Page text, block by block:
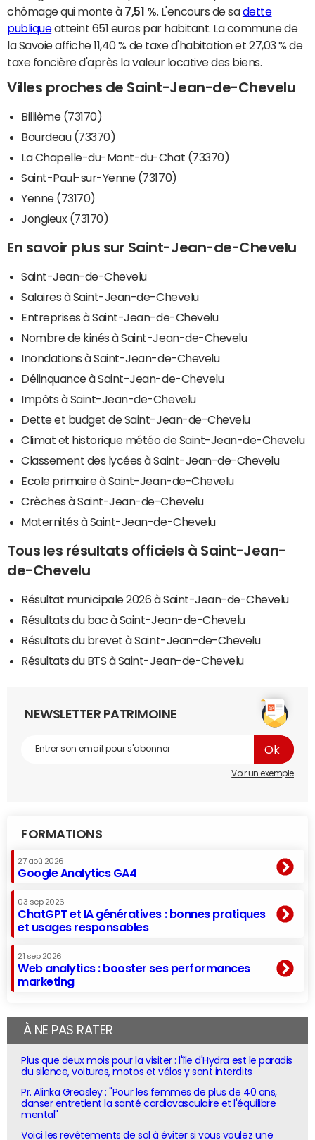
chômage qui monte à 7,51 % . L'encours de sadette
publiqueatteint 651 euros par habitant. La commune de
la Savoie affiche 11,40 % de taxe d'habitation et 27,03 % de
taxe foncière d'après la valeur locative des biens.
Villes proches de Saint-Jean-de-Chevelu
Billième (73170)
Bourdeau (73370)
La Chapelle-du-Mont-du-Chat (73370)
Saint-Paul-sur-Yenne (73170)
Yenne (73170)
Jongieux (73170)
En savoir plus sur Saint-Jean-de-Chevelu
Saint-Jean-de-Chevelu
Salaires à Saint-Jean-de-Chevelu
Entreprises à Saint-Jean-de-Chevelu
Nombre de kinés à Saint-Jean-de-Chevelu
Inondations à Saint-Jean-de-Chevelu
Délinquance à Saint-Jean-de-Chevelu
Impôts à Saint-Jean-de-Chevelu
Dette et budget de Saint-Jean-de-Chevelu
Climat et historique météo de Saint-Jean-de-Chevelu
Classement des lycées à Saint-Jean-de-Chevelu
Ecole primaire à Saint-Jean-de-Chevelu
Crèches à Saint-Jean-de-Chevelu
Maternités à Saint-Jean-de-Chevelu
Tous les résultats officiels à Saint-Jean-
de-Chevelu
Résultat municipale 2026 à Saint-Jean-de-Chevelu
Résultats du bac à Saint-Jean-de-Chevelu
Résultats du brevet à Saint-Jean-de-Chevelu
Résultats du BTS à Saint-Jean-de-Chevelu
NEWSLETTER PATRIMOINE
Voir un exemple
FORMATIONS
27 aoû 2026
Google Analytics GA4
03 sep 2026
ChatGPT et IA génératives : bonnes pratiques
et usages responsables
21 sep 2026
Web analytics : booster ses performances
marketing
À NE PAS RATER
Plus que deux mois pour la visiter : l'île d'Hydra est le paradis
du silence, voitures, motos et vélos y sont interdits
Pr. Alinka Greasley : "Pour les femmes de plus de 40 ans,
danser entretient la santé cardiovasculaire et l'équilibre
mental"
Voici les revêtements de sol à éviter si vous voulez une